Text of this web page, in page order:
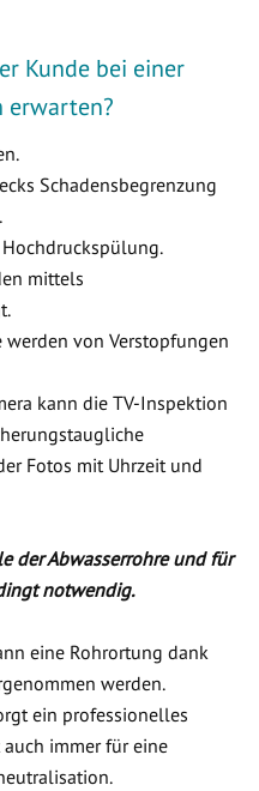
Kunde bei einer
erwarten?
Schadensbegrenzung
mittels
werden von Verstopfungen
kann die TV-Inspektion
Fotos mit Uhrzeit und
der Abwasserrohre und für
notwendig.
eine Rohrortung dank
werden.
ein professionelles
immer für eine